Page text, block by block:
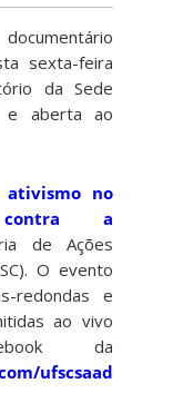
sexta-feira
da Sede
e aberta ao
no
a
de Ações
O evento
redondas e
ao vivo
da
ufscsaad